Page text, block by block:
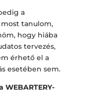
a
most tanulom,
hogy hiába
tervezés,
érhető el a
esetében sem.